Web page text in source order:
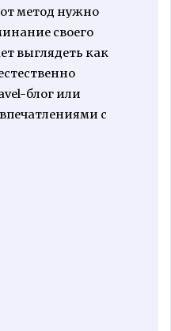
метод нужно
своего
выглядеть как
блог или
с